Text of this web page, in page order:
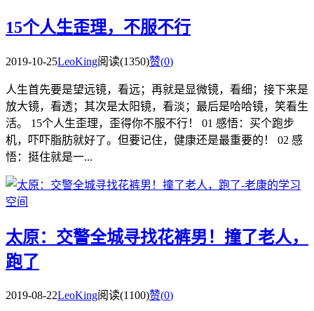
15个人生歪理，不服不行
2019-10-25LeoKing阅读(1350)赞(0)
人生首先要是望远镜，看远；再就是显微镜，看细；接下来是
放大镜，看透；其次是太阳镜，看淡；最后是哈哈镜，笑看生
活。 15个人生歪理，歪得你不服不行！ 01 感悟：买个跑步
机，吓吓脂肪就好了。但要记住，健康还是最重要的！ 02 感
悟：挺住就是一...
太原：交警全城寻找花裤男！撞了老人，
跑了
2019-08-22LeoKing阅读(1100)赞(0)